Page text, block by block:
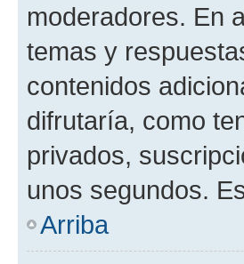
moderadores. En
temas y
contenidos
difrutaría, como
privados,
unos segundos.
Arriba